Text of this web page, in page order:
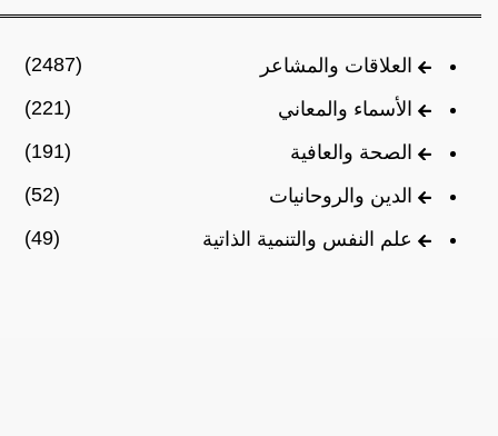
العلاقات والمشاعر
(2487)
الأسماء والمعاني
(221)
الصحة والعافية
(191)
الدين والروحانيات
(52)
علم النفس والتنمية الذاتية
(49)